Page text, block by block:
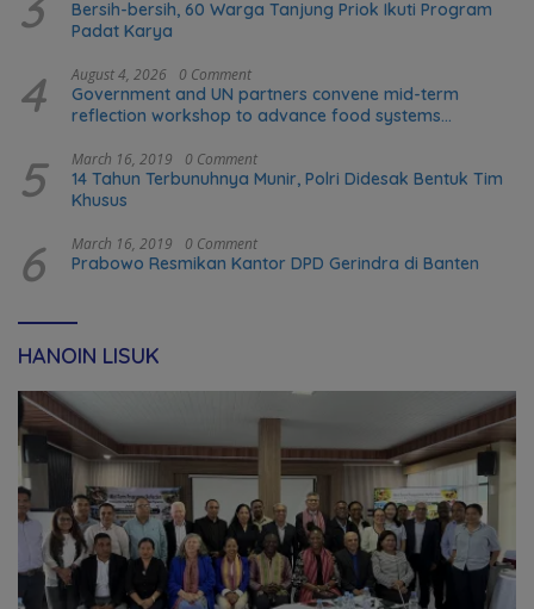
Bersih-bersih, 60 Warga Tanjung Priok Ikuti Program
Padat Karya
4 August 4, 2026 0 Comment
Government and UN partners convene mid-term
reflection workshop to advance food systems
5 March 16, 2019 0 Comment
14 Tahun Terbunuhnya Munir, Polri Didesak Bentuk Tim
Khusus
6 March 16, 2019 0 Comment
Prabowo Resmikan Kantor DPD Gerindra di Banten
HANOIN LISUK